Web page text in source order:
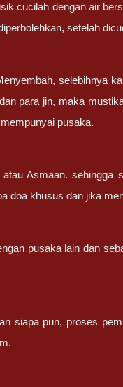
cucilah dengan air
setelah
selebihnya
para jin, maka
pusaka.
Asmaan. sehingga
doa khusus dan jika
pusaka lain dan
siapa pun, proses